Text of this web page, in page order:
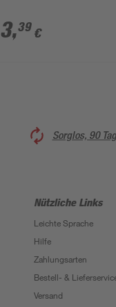
3,39 €
Sorglos, 90
Nützliche Links
Leichte Sprache
Hilfe
Zahlungsarten
Bestell- &
Versand